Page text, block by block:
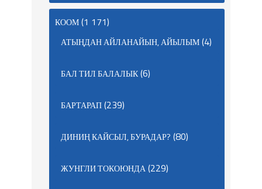
КООМ(1 171)
АТЫҢДАН АЙЛАНАЙЫН, АЙЫЛЫМ(4)
БАЛ ТИЛ БАЛАЛЫК(6)
БАРТАРАП(239)
ДИНИҢ КАЙСЫЛ, БУРАДАР? (80)
ЖУНГЛИ ТОКОЮНДА(229)